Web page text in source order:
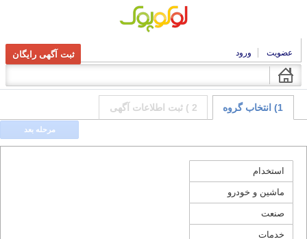
ثبت آگهی رایگان عضویت ورود
1) انتخاب گروه 2 ) ثبت اطلاعات آگهی
مرحله بعد
استخدام
ماشین و خودرو
صنعت
خدمات